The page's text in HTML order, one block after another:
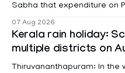
Sabha that expenditure on
information was provided
Affairs Pabitra Margherita
raised
07 Aug 2026
Kerala rain holiday:
multiple districts on
Thiruvananthapuram: In the